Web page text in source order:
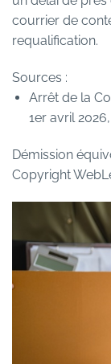
courrier de
requalification.
Sources :
Arrêt de la
1er avril
Démission
Copyright